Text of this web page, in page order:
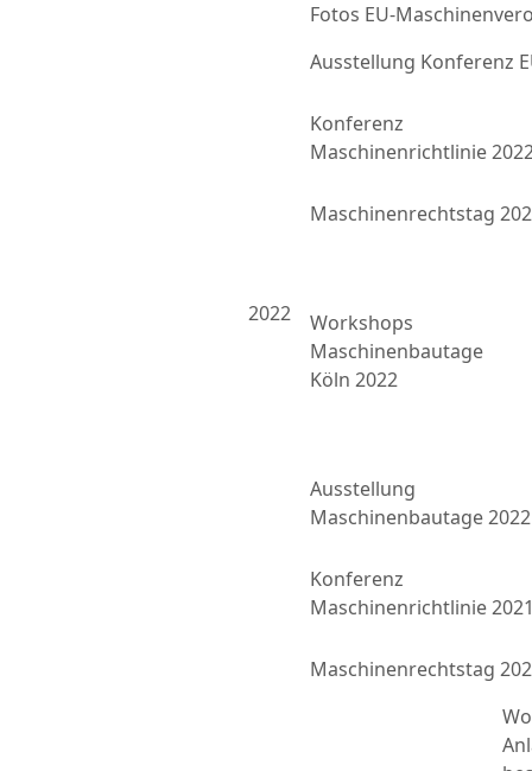
Fotos EU-
Ausstellung Konferenz
2022
Konferenz
Maschinenrichtlinie
Maschinenrechtstag
Workshops
Maschinenbautage
Köln 2022
Ausstellung
Maschinenbautage 2022
Konferenz
Maschinenrichtlinie
Maschinenrechtstag